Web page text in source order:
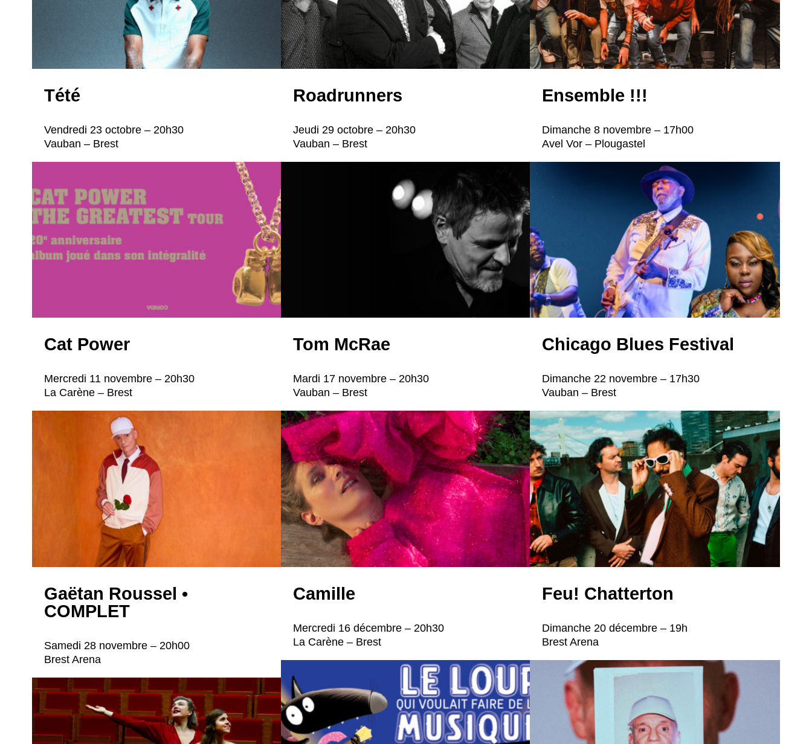
Tété
Vendredi 23 octobre – 20h30
Vauban – Brest
Cat Power
Mercredi 11 novembre – 20h30
La Carène – Brest
Gaëtan Roussel •
COMPLET
Samedi 28 novembre – 20h00
Brest Arena
Roadrunners
Jeudi 29 octobre – 20h30
Vauban – Brest
Tom McRae
Mardi 17 novembre – 20h30
Vauban – Brest
Camille
Mercredi 16 décembre – 20h30
La Carène – Brest
Ensemble !!!
Dimanche 8 novembre – 17h00
Avel Vor – Plougastel
Chicago Blues Festival
Dimanche 22 novembre – 17h30
Vauban – Brest
Feu! Chatterton
Dimanche 20 décembre – 19h
Brest Arena